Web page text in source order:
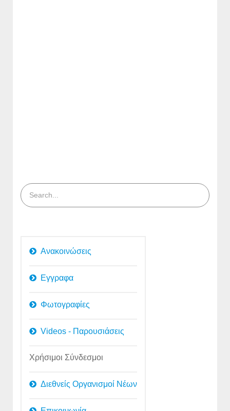
Ανακοινώσεις
Εγγραφα
Φωτογραφίες
Videos - Παρουσιάσεις
Χρήσιμοι Σύνδεσμοι
Διεθνείς Οργανισμοί Νέων